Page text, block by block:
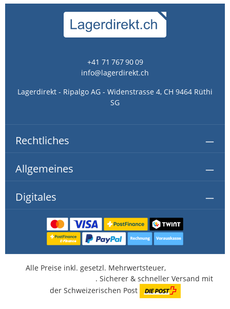
+41 71 767 90 09
info@lagerdirekt.ch
Lagerdirekt - Ripalgo AG - Widenstrasse 4, CH 9464 Rüthi
SG
Rechtliches
Allgemeines
Digitales
Alle Preise inkl. gesetzl. Mehrwertsteuer,
. Sicherer & schneller Versand mit
der Schweizerischen Post